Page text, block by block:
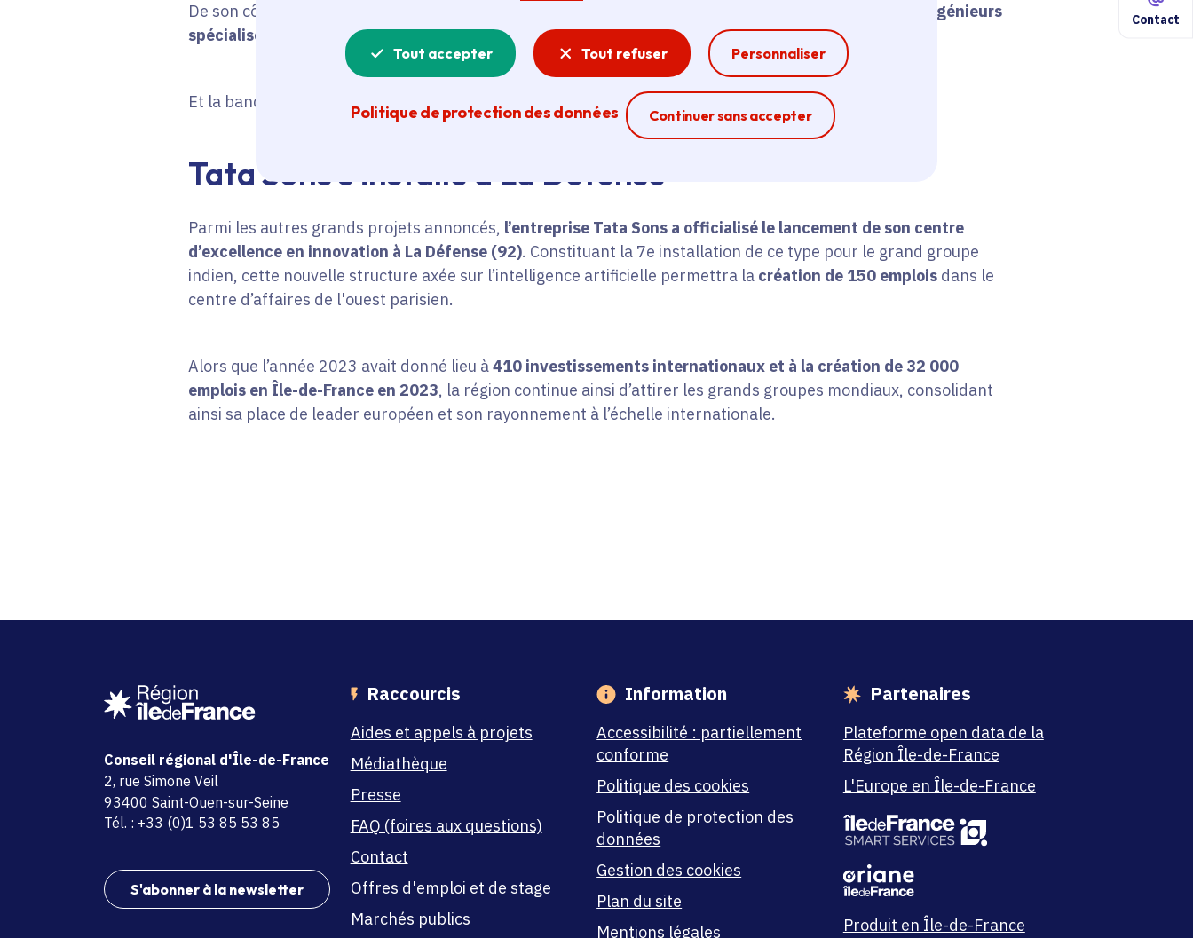
Tout accepter Tout refuser Personnaliser
Politique de protection des données Continuer sans accepter
Ferme la modale
Contact
De son côté,
le géant de l’informatique IBM créera dès l’an prochain 50 emplois de chercheurs et d’ingénieurs
spécialisés dans le quantique sur son site de Paris Saclay (91).
Et la banque Morgan Stanley créera 100 nouveaux postes dans son hub de trading à Paris.
Tata Sons s'installe à La Défense
Parmi les autres grands projets annoncés, l’entreprise Tata Sons a officialisé le lancement de son centre
d’excellence en innovation à La Défense (92). Constituant la 7e installation de ce type pour le grand groupe
indien, cette nouvelle structure axée sur l’intelligence artificielle permettra la création de 150 emploisdans le
centre d’affaires de l'ouest parisien.
Alors que l’année 2023 avait donné lieu à410 investissements internationaux et à la création de 32 000
emplois en Île-de-France en 2023, la région continue ainsi d’attirer les grands groupes mondiaux, consolidant
ainsi sa place de leader européen et son rayonnement à l’échelle internationale.
Conseil régional d'Île-de-France
adresse
2, rue Simone Veil
code postal et commune
93400 Saint-Ouen-sur-Seine
Tél. : +33 (0)1 53 85 53 85
S'abonner à la newsletter
Raccourcis
Aides et appels à projets
Médiathèque
Presse
FAQ (foires aux questions)
Contact
Offres d'emploi et de stage
Marchés publics
Information
Accessibilité : partiellement
conforme
Politique des cookies
Politique de protection des
données
Gestion des cookies
Plan du site
Mentions légales
Partenaires
Plateforme open data de la
Région Île-de-France
L'Europe en Île-de-France
Produit en Île-de-France